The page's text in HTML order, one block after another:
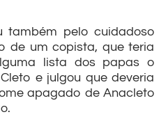
também pelo cuidadoso
de um copista, que teria
lista dos papas o
e julgou que deveria
apagado de Anacleto